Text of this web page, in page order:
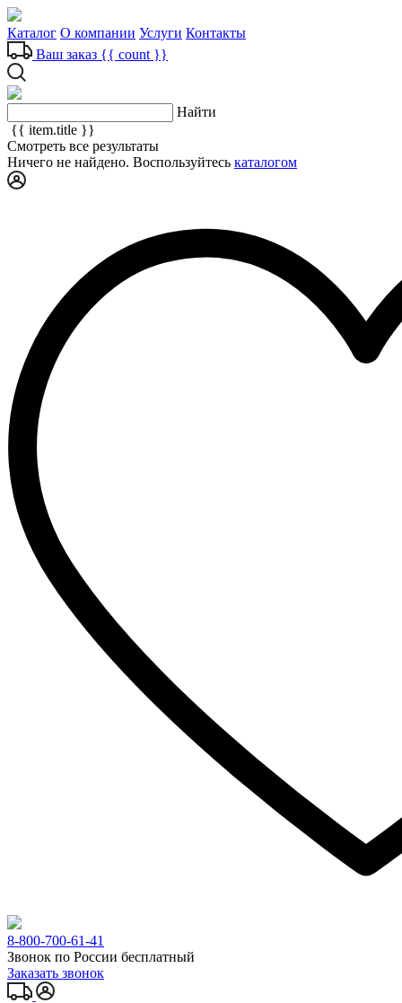
Каталог О компании Услуги Контакты
Ваш заказ {{ count }}
Найти
{{ item.title }}
Смотреть все результаты
Ничего не найдено. Воспользуйтесь каталогом
8-800-700-61-41
Звонок по России бесплатный
Заказать звонок